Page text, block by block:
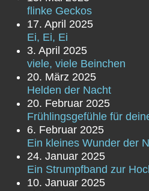
flinke Geckos
17. April 2025
Ei, Ei, Ei
3. April 2025
viele, viele Beinchen
20. März 2025
Helden der Nacht
20. Februar 2025
Frühlingsgefühle für
6. Februar 2025
Ein kleines Wunder der
24. Januar 2025
Ein Strumpfband zur
10. Januar 2025